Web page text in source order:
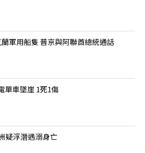
軍用船隻 普京與阿聯酋總統通話
單車墜崖 1死1傷
疑浮潛遇溺身亡